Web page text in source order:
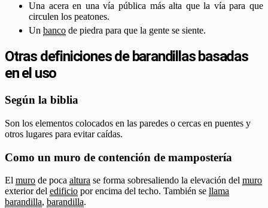
Una acera en una vía pública más alta que la vía para que
circulen los peatones.
Un banco de piedra para que la gente se siente.
Otras definiciones de barandillas basadas
en el uso
Según la biblia
Son los elementos colocados en las paredes o cercas en puentes y
otros lugares para evitar caídas.
Como un muro de contención de mampostería
El muro de poca altura se forma sobresaliendo la elevación del muro
exterior del edificio por encima del techo. También se llama
barandilla, barandilla.